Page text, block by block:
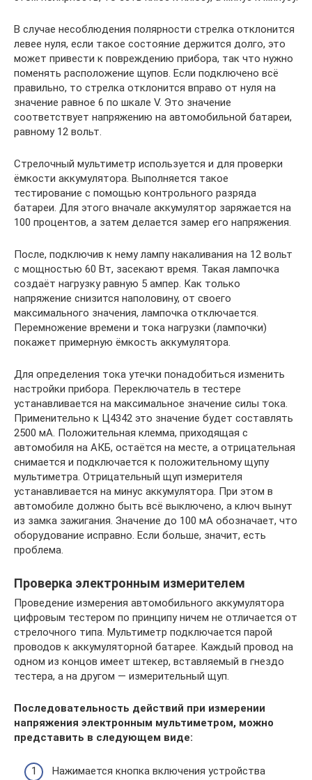
В случае несоблюдения полярности стрелка отклонится
левее нуля, если такое состояние держится долго, это
может привести к повреждению прибора, так что нужно
поменять расположение щупов. Если подключено всё
правильно, то стрелка отклонится вправо от нуля на
значение равное 6 по шкале V. Это значение
соответствует напряжению на автомобильной батареи,
равному 12 вольт.
Стрелочный мультиметр используется и для проверки
ёмкости аккумулятора. Выполняется такое
тестирование с помощью контрольного разряда
батареи. Для этого вначале аккумулятор заряжается на
100 процентов, а затем делается замер его напряжения.
После, подключив к нему лампу накаливания на 12 вольт
с мощностью 60 Вт, засекают время. Такая лампочка
создаёт нагрузку равную 5 ампер. Как только
напряжение снизится наполовину, от своего
максимального значения, лампочка отключается.
Перемножение времени и тока нагрузки (лампочки)
покажет примерную ёмкость аккумулятора.
Для определения тока утечки понадобиться изменить
настройки прибора. Переключатель в тестере
устанавливается на максимальное значение силы тока.
Применительно к Ц4342 это значение будет составлять
2500 мА. Положительная клемма, приходящая с
автомобиля на АКБ, остаётся на месте, а отрицательная
снимается и подключается к положительному щупу
мультиметра. Отрицательный щуп измерителя
устанавливается на минус аккумулятора. При этом в
автомобиле должно быть всё выключено, а ключ вынут
из замка зажигания. Значение до 100 мА обозначает, что
оборудование исправно. Если больше, значит, есть
проблема.
Проверка электронным измерителем
Проведение измерения автомобильного аккумулятора
цифровым тестером по принципу ничем не отличается от
стрелочного типа. Мультиметр подключается парой
проводов к аккумуляторной батарее. Каждый провод на
одном из концов имеет штекер, вставляемый в гнездо
тестера, а на другом — измерительный щуп.
Последовательность действий при измерении
напряжения электронным мультиметром, можно
представить в следующем виде:
Нажимается кнопка включения устройства